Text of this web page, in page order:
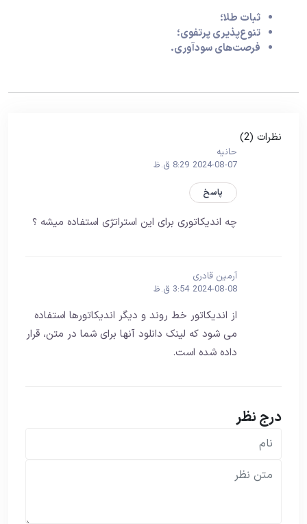
ثبات طلا؛
تنوع‌پذیری پرتفوی؛
فرصت‌های سودآوری.
نظرات (2)
حانیه
2024-08-07 8:29 ق.ظ
پاسخ
چه اندیکاتوری برای این استراتژی استفاده میشه ؟
آرمین قادری
2024-08-08 3:54 ق.ظ
از اندیکاتور خط روند و دیگر اندیکاتورها استفاده
می شود که لینک دانلود آنها برای شما در متن، قرار
داده شده است.
درج نظر